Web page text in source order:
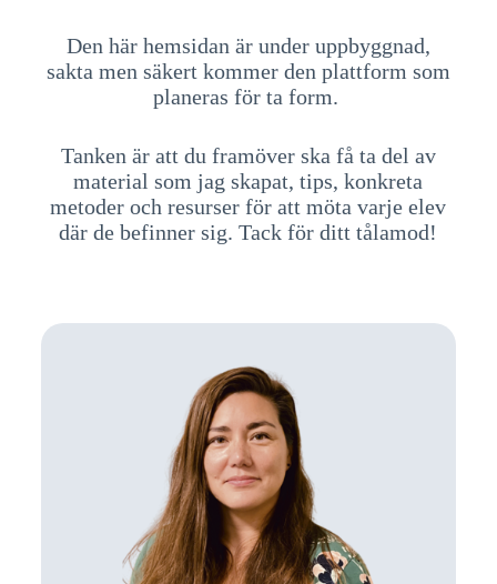
Den här hemsidan är under uppbyggnad,
sakta men säkert kommer den plattform som
planeras för ta form.
Tanken är att du framöver ska få ta del av
material som jag skapat, tips, konkreta
metoder och resurser för att möta varje elev
där de befinner sig. Tack för ditt tålamod!